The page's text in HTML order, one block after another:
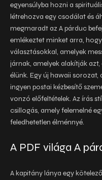
egyensúlyba hozni a
létrehozva egy csodálat és
megmaradt az A párduc
emlékeztet minket arra,
választásokkal, amelyek
járnak, amelyek alakítják
élünk. Egy új hawaii
ingyen postai kézbesítő
vonzó előfeltételek. Az írás
csillogás, amely felemelné
feledhetetlen élménnyé.
A PDF világa A
A kapitány lánya egy